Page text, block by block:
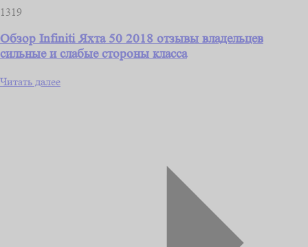
1319
Обзор Infiniti Яхта 50 2018 отзывы владельцев
сильные и слабые стороны класса
Читать далее